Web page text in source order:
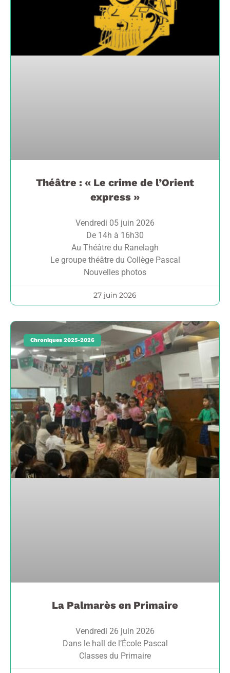
Théâtre : « Le crime de l’Orient
express »
Vendredi 05 juin 2026
De 14h à 16h30
Au Théâtre du Ranelagh
Le groupe théâtre du Collège Pascal
Nouvelles photos
27 juin 2026
Chroniques 2025-2026
La Palmarès en Primaire
Vendredi 26 juin 2026
Dans le hall de l’École Pascal
Classes du Primaire